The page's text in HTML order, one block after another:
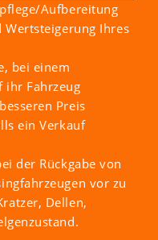
Aufbereitung
Ihres
bei einem
ihr Fahrzeug
Preis
ein Verkauf
der Rückgabe von
vor zu
Dellen,